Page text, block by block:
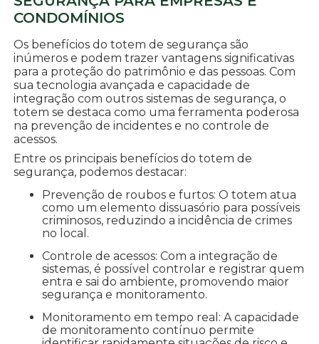
CONDOMÍNIOS
Os benefícios do totem de segurança são
inúmeros e podem trazer vantagens significativas
para a proteção do patrimônio e das pessoas. Com
sua tecnologia avançada e capacidade de
integração com outros sistemas de segurança, o
totem se destaca como uma ferramenta poderosa
na prevenção de incidentes e no controle de
acessos.
Entre os principais benefícios do totem de
segurança, podemos destacar:
Prevenção de roubos e furtos: O totem atua
como um elemento dissuasório para possíveis
criminosos, reduzindo a incidência de crimes
no local.
Controle de acessos: Com a integração de
sistemas, é possível controlar e registrar quem
entra e sai do ambiente, promovendo maior
segurança e monitoramento.
Monitoramento em tempo real: A capacidade
de monitoramento contínuo permite